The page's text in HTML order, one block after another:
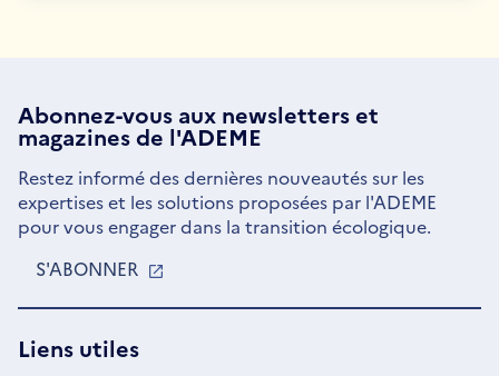
Abonnez-vous aux newsletterset
magazines de l'ADEME
Restez informé des dernières nouveautés sur les
expertises et les solutions proposées par l'ADEME
pour vous engager dans la transition écologique.
S'ABONNER
UNE
Liens utiles